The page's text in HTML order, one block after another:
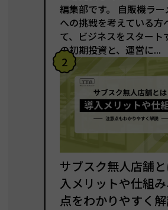
編集部です。 自販機ラ
への挑戦を考えている方
て、ビジネスをスタート
の初期投資と、運営に...
2
サブスク無人店舗
入メリットや仕組
点をわかりやすく